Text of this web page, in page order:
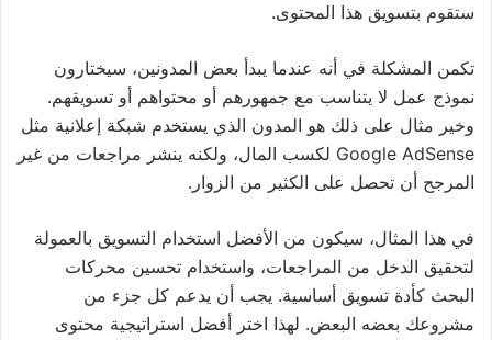
ستقوم بتسويق هذا المحتوى.
تكمن المشكلة في أنه عندما يبدأ بعض المدونين، سيختارون
نموذج عمل لا يتناسب مع جمهورهم أو محتواهم أو تسويقهم.
وخير مثال على ذلك هو المدون الذي يستخدم شبكة إعلانية مثل
Google AdSense لكسب المال، ولكنه ينشر مراجعات من غير
المرجح أن تحصل على الكثير من الزوار.
في هذا المثال، سيكون من الأفضل استخدام التسويق بالعمولة
لتحقيق الدخل من المراجعات، واستخدام تحسين محركات
البحث كأدة تسويق أساسية. يجب أن يدعم كل جزء من
مشروعك بعضه البعض. لهذا اختر أفضل استراتيجية محتوى